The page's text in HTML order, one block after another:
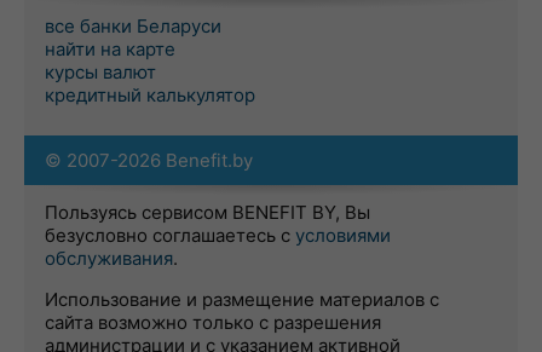
все банки Беларуси
найти на карте
курсы валют
кредитный калькулятор
© 2007-2026 Benefit.by
Пользуясь сервисом BENEFIT BY, Вы
безусловно соглашаетесь с условиями
обслуживания.
Использование и размещение материалов с
сайта возможно только с разрешения
администрации и с указанием активной